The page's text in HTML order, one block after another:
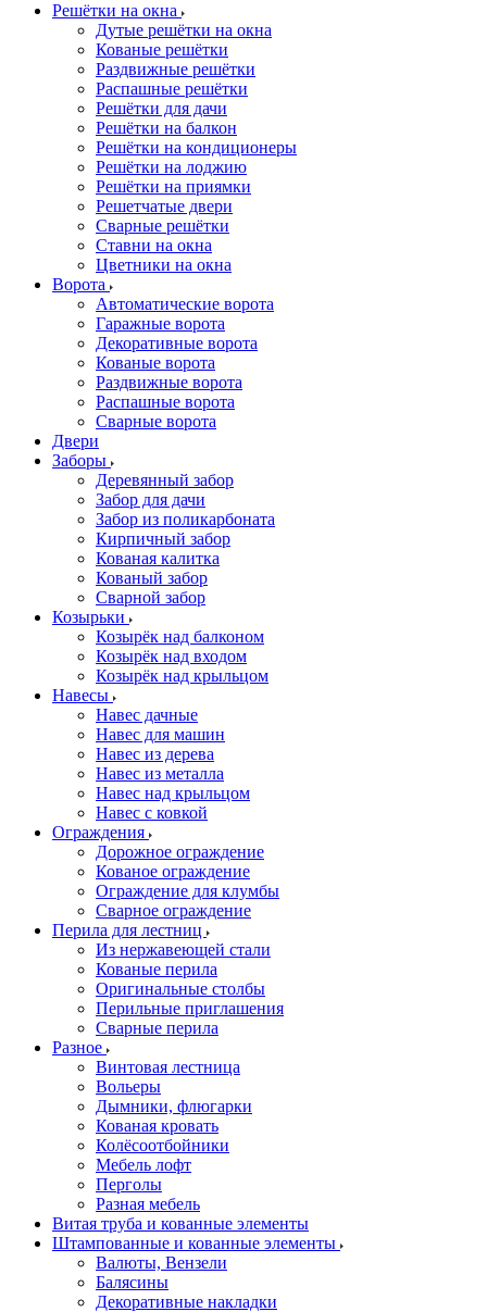
Решётки на окна
Дутые решётки на окна
Кованые решётки
Раздвижные решётки
Распашные решётки
Решётки для дачи
Решётки на балкон
Решётки на кондиционеры
Решётки на лоджию
Решётки на приямки
Решетчатые двери
Сварные решётки
Ставни на окна
Цветники на окна
Ворота
Автоматические ворота
Гаражные ворота
Декоративные ворота
Кованые ворота
Раздвижные ворота
Распашные ворота
Сварные ворота
Двери
Заборы
Деревянный забор
Забор для дачи
Забор из поликарбоната
Кирпичный забор
Кованая калитка
Кованый забор
Сварной забор
Козырьки
Козырёк над балконом
Козырёк над входом
Козырёк над крыльцом
Навесы
Навес дачные
Навес для машин
Навес из дерева
Навес из металла
Навес над крыльцом
Навес с ковкой
Ограждения
Дорожное ограждение
Кованое ограждение
Ограждение для клумбы
Сварное ограждение
Перила для лестниц
Из нержавеющей стали
Кованые перила
Оригинальные столбы
Перильные приглашения
Сварные перила
Разное
Винтовая лестница
Вольеры
Дымники, флюгарки
Кованая кровать
Колёсоотбойники
Мебель лофт
Перголы
Разная мебель
Витая труба и кованные элементы
Штампованные и кованные элементы
Валюты, Вензели
Балясины
Декоративные накладки